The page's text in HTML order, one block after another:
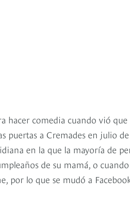
hacer comedia cuando vió
puertas a Cremades en julio de
en la que la mayoría de
de su mamá, o
por lo que se mudó a